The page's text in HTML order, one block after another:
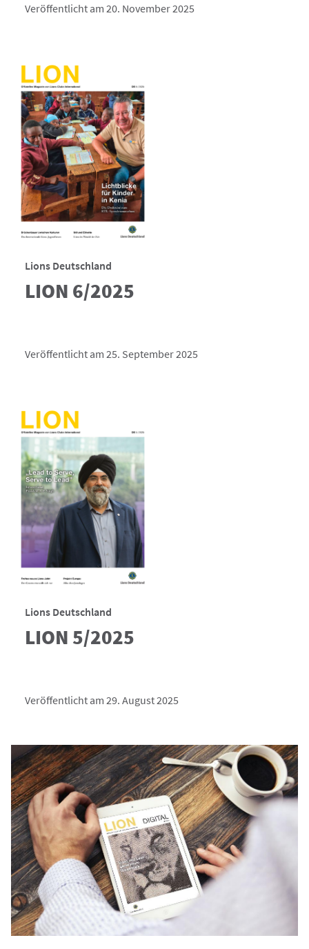
Veröffentlicht am 20. November 2025
Lions Deutschland
LION 6/2025
Veröffentlicht am 25. September 2025
Lions Deutschland
LION 5/2025
Veröffentlicht am 29. August 2025